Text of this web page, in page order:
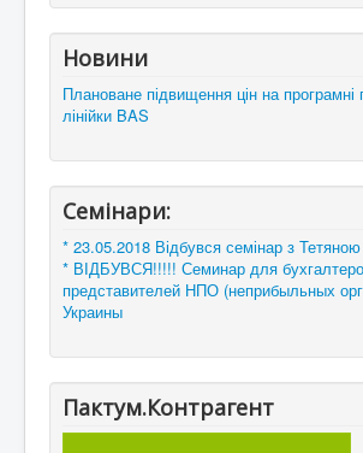
Новини
Плановане підвищення цін на програмні
лінійки BAS
Семінари:
* 23.05.2018 Відбувся семінар з
* ВІДБУВСЯ!!!!! Семинар для
представителей НПО (неприбыльных
Украины
Пактум.Контрагент